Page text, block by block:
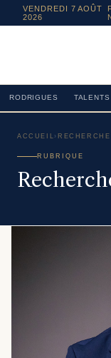
VENDREDI 7 AOÛT
2026
RODRIGUES
ACCUEIL ›
RUBRIQUE